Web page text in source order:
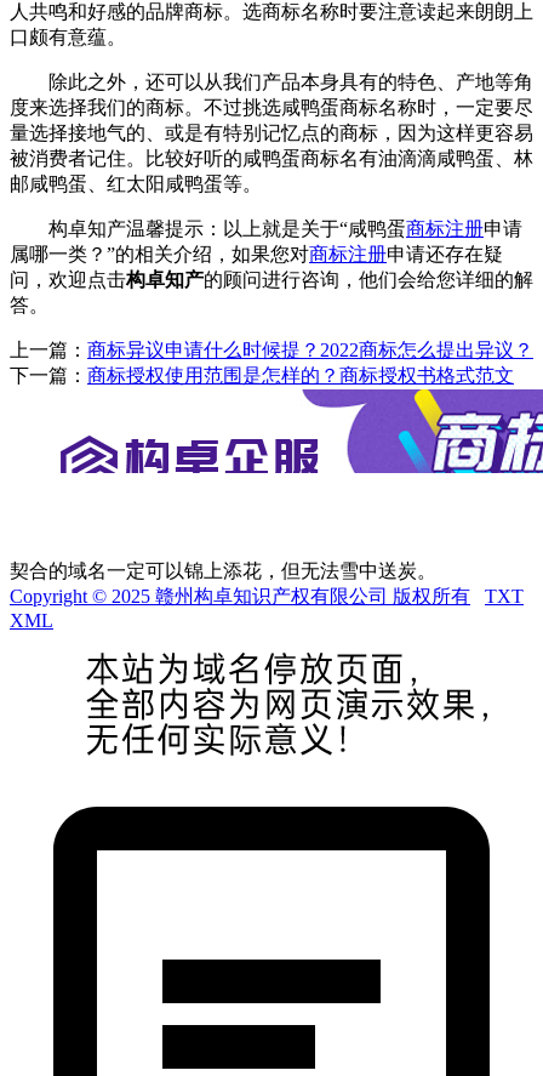
人共鸣和好感的品牌商标。选商标名称时要注意读起来朗朗上
口颇有意蕴。
除此之外，还可以从我们产品本身具有的特色、产地等角
度来选择我们的商标。不过挑选咸鸭蛋商标名称时，一定要尽
量选择接地气的、或是有特别记忆点的商标，因为这样更容易
被消费者记住。比较好听的咸鸭蛋商标名有油滴滴咸鸭蛋、林
邮咸鸭蛋、红太阳咸鸭蛋等。
构卓知产温馨提示：以上就是关于“咸鸭蛋商标注册申请
属哪一类？”的相关介绍，如果您对商标注册申请还存在疑
问，欢迎点击构卓知产的顾问进行咨询，他们会给您详细的解
答。
上一篇： 商标异议申请什么时候提？2022商标怎么提出异议？
下一篇： 商标授权使用范围是怎样的？商标授权书格式范文
契合的域名一定可以锦上添花，但无法雪中送炭。
Copyright © 2025 赣州构卓知识产权有限公司 版权所有
TXT
XML